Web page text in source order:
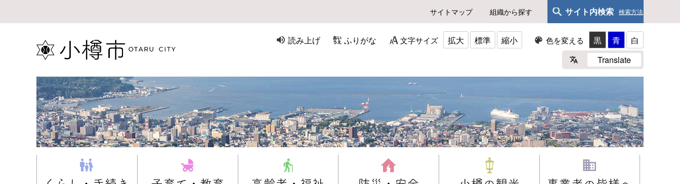
サイトマップ 組織から探す サイト内検索 検索方法
読み上げ ふりがな 文字サイズ 拡大 標準 縮小 色を変える 黒 青
白
Translate